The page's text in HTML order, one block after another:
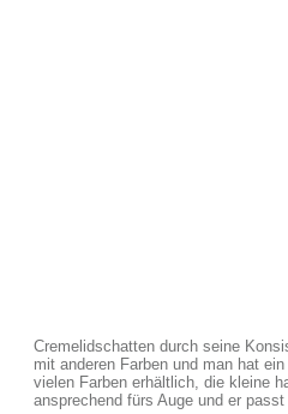
Cremelidschatten durch seine
mit anderen Farben und man hat
vielen Farben erhältlich, die kleine
ansprechend fürs Auge und er